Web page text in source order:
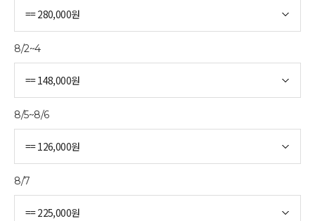
8/2~4
8/5~8/6
8/7